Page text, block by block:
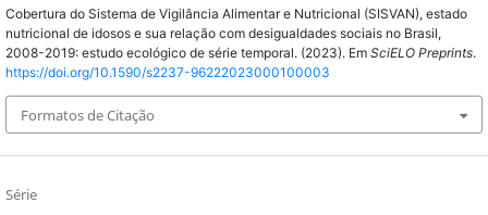
Cobertura do Sistema de Vigilância Alimentar e Nutricional (SISVAN), estado
nutricional de idosos e sua relação com desigualdades sociais no Brasil,
2008-2019: estudo ecológico de série temporal. (2023). Em SciELO Preprints.
https://doi.org/10.1590/s2237-96222023000100003
Formatos de Citação
Série